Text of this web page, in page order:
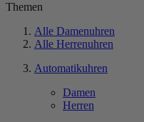
Themen
Alle Damenuhren
Alle Herrenuhren
Automatikuhren
Damen
Herren